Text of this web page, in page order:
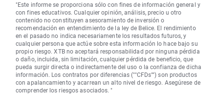
"Este informe se proporciona sólo con fines de información general y
con fines educativos. Cualquier opinión, análisis, precio u otro
contenido no constituyen asesoramiento de inversión o
recomendación en entendimiento de la ley de Belice. El rendimiento
en el pasado no indica necesariamente los resultados futuros, y
cualquier persona que actúe sobre esta información lo hace bajo su
propio riesgo. XTB no aceptará responsabilidad por ninguna pérdida
o daño, incluida, sin limitación, cualquier pérdida de beneficio, que
pueda surgir directa o indirectamente del uso o la confianza de dicha
información. Los contratos por diferencias (""CFDs"") son productos
con apalancamiento y acarrean un alto nivel de riesgo. Asegúrese de
comprender los riesgos asociados. "